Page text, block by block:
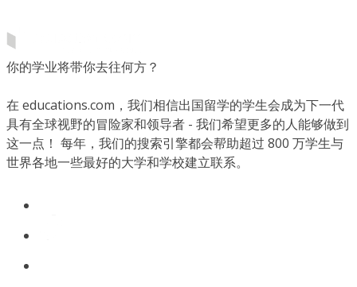
你的学业将带你去往何方？
在 educations.com，我们相信出国留学的学生会成为下一代
具有全球视野的冒险家和领导者 - 我们希望更多的人能够做到
这一点！ 每年，我们的搜索引擎都会帮助超过 800 万学生与
世界各地一些最好的大学和学校建立联系。